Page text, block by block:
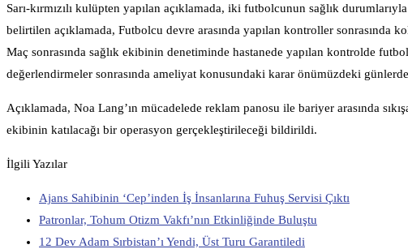
Sarı-kırmızılı kulüpten yapılan açıklamada, iki futbolcunun sağlık
belirtilen açıklamada, Futbolcu devre arasında yapılan kontroller sonrasında
Maç sonrasında sağlık ekibinin denetiminde hastanede yapılan kontrolde
değerlendirmeler sonrasında ameliyat konusundaki karar önümüzdeki
Açıklamada, Noa Lang’ın mücadelede reklam panosu ile bariyer arasında
ekibinin katılacağı bir operasyon gerçekleştirileceği bildirildi.
İlgili Yazılar
Ajans Sahibinin ‘Cep’inden İş İnsanlarına Fuhuş Servisi Çıktı
Patronlar, Tohum Otizm Vakfı’nın Etkinliğinde Buluştu
12 Dev Adam Sırbistan’ı Yendi, Üst Turu Garantiledi